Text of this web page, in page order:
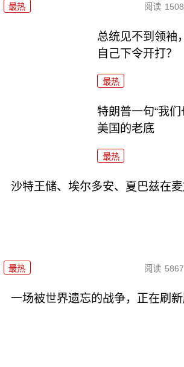
最热 阅读
总统见不到领袖
自己下令开打？
最热
特朗普一句“我
美国的老底
最热
沙特王储、埃尔多安、夏巴兹在
最热 阅读 5867
一场被世界遗忘的战争，正在刷